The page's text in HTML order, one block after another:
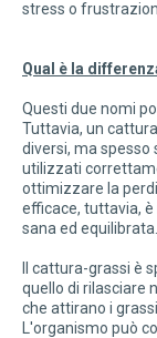
stress o
Qual è la
Questi due nomi
Tuttavia, un
diversi, ma spesso
utilizzati
ottimizzare la
efficace, tuttavia,
sana ed equilibrata.
Il cattura-grassi è
quello di rilasciare
che attirano i
L'organismo può